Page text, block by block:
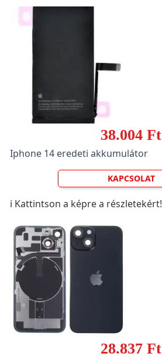
38.004 Ft
Iphone 14 eredeti akkumulátor
KAPCSOLAT
ℹ️ Kattintson a képre a részletekért!
28.837 Ft